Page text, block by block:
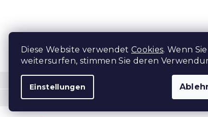
Diese Website verwendet Cookies. Wenn
weitersurfen, stimmen Sie deren
Einstellungen